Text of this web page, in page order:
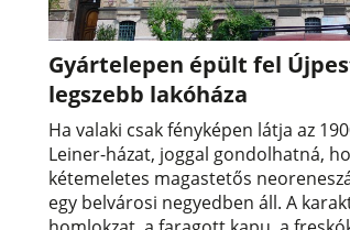
Gyártelepen épült fel
legszebb lakóháza
Ha valaki csak fényképen látja az
Leiner-házat, joggal gondolhatná,
kétemeletes magastetős
egy belvárosi negyedben áll. A